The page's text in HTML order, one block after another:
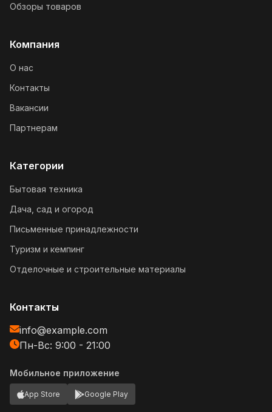
Обзоры товаров
Компания
О нас
Контакты
Вакансии
Партнерам
Категории
Бытовая техника
Дача, сад и огород
Письменные принадлежности
Туризм и кемпинг
Отделочные и строительные материалы
Контакты
info@example.com
Пн-Вс: 9:00 - 21:00
Мобильное приложение
App Store Google Play